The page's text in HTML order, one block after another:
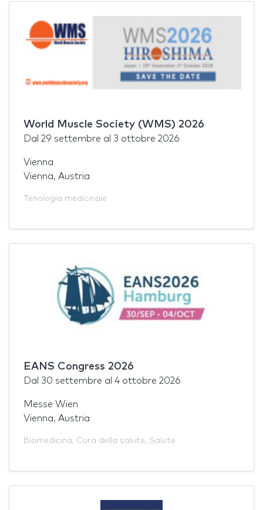
World Muscle Society (WMS) 2026
Dal 29 settembre al 3 ottobre 2026
Vienna
Vienna, Austria
Tenologia medicinale
EANS Congress 2026
Dal 30 settembre al 4 ottobre 2026
Messe Wien
Vienna, Austria
Biomedicina, Cura della salute, Salute